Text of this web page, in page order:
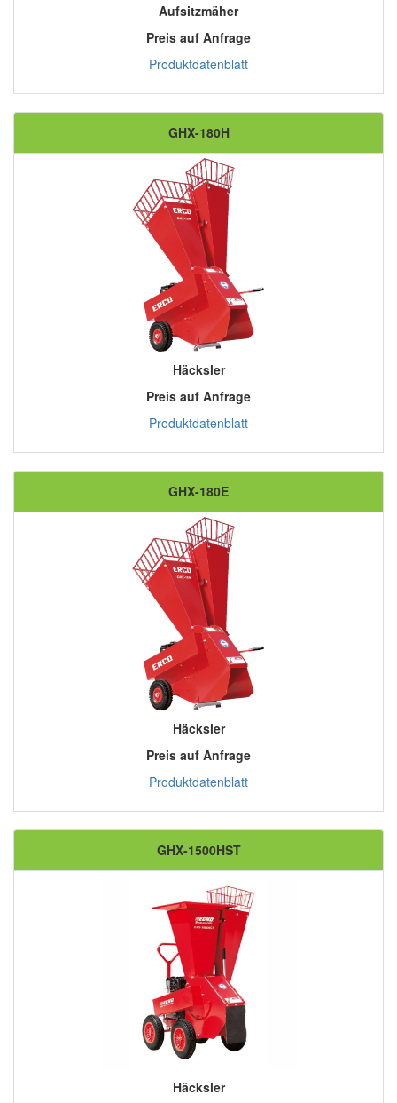
Aufsitzmäher
Preis auf Anfrage
Produktdatenblatt
GHX-180H
Häcksler
Preis auf Anfrage
Produktdatenblatt
GHX-180E
Häcksler
Preis auf Anfrage
Produktdatenblatt
GHX-1500HST
Häcksler